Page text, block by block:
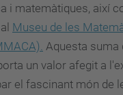
i matemàtiques, així
Museu de les
Aquesta suma
un valor afegit a
el fascinant món de